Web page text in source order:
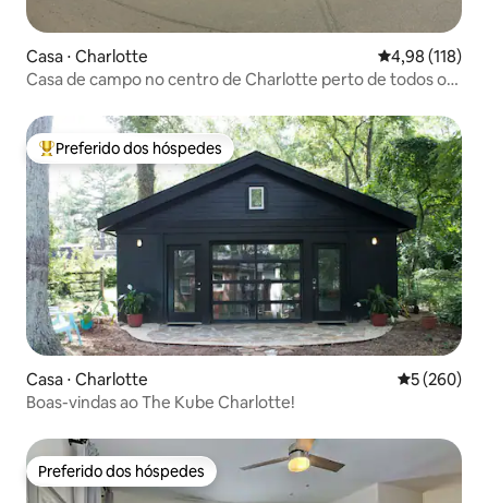
Casa ⋅ Charlotte 4,98 de uma
4,98 (118)
Casa de campo no centro de Charlotte perto de todos os
Entre os melhores preferidos dos hóspedes
Preferido dos hóspedes
Casa ⋅ Charlotte 5 de uma
5 (260)
Boas-vindas ao The Kube Charlotte!
Preferido dos hóspedes
Preferido dos hóspedes